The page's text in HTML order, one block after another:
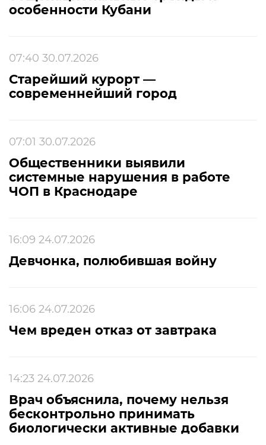
особенности Кубани
07:40 30.07.2026
Старейший курорт —
современнейший город
07:01 30.07.2026
Общественники выявили
системные нарушения в работе
ЧОП в Краснодаре
16:09 24.07.2026
Девчонка, полюбившая войну
16:06 24.07.2026
Чем вреден отказ от завтрака
14:23 24.07.2026
Врач объяснила, почему нельзя
бесконтрольно принимать
биологически активные добавки